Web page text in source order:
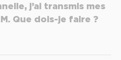
j’ai transmis mes
Que dois-je faire ?